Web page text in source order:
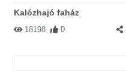
Kalózhajó faház
18198 0